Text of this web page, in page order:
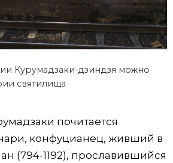
Курумадзаки-дзиндзя можно
святилища
почитается
конфуцианец, живший в
(794-1192), прославившийся